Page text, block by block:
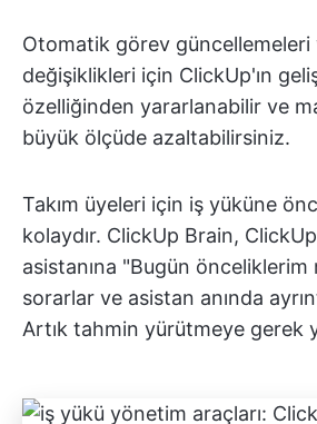
Otomatik görev güncellemeleri
değişiklikleri için ClickUp'ın
özelliğinden yararlanabilir ve
büyük ölçüde azaltabilirsiniz.
Takım üyeleri için iş yüküne
kolaydır. ClickUp Brain,
asistanına "Bugün önceliklerim
sorarlar ve asistan anında
Artık tahmin yürütmeye gerek